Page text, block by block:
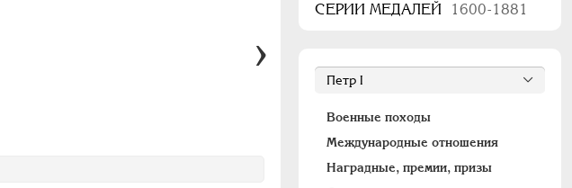
СЕРИИ МЕДАЛЕЙ
1600-1881
Военные походы
Международные отношения
Наградные, премии, призы